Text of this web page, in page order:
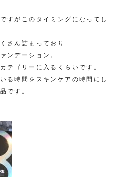
すがこのタイミングになってし
さん詰まっており
ンデーション。
テゴリーに入るくらいです。
る時間をスキンケアの時間にし
です。